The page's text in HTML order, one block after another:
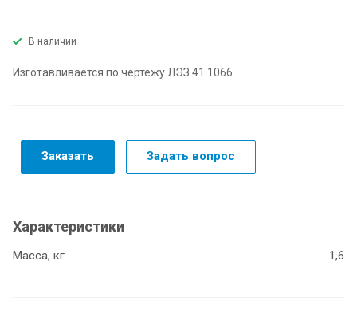
В наличии
Изготавливается по чертежу ЛЭЗ.41.1066
Заказать Задать вопрос
Характеристики
Масса, кг 1,6